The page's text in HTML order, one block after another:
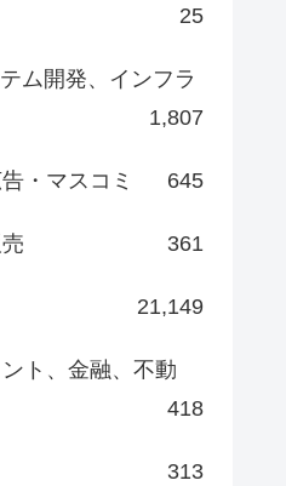
25
ム開発、インフラ
1,807
・マスコミ 645
361
21,149
ト、金融、不動
418
313